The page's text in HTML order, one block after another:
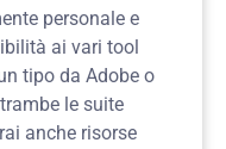
personale e
ai vari tool
tipo da Adobe o
le suite
anche risorse